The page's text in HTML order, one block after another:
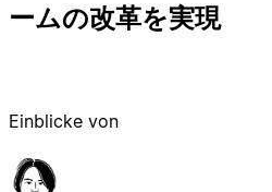
ームの改革を実現
Einblicke von